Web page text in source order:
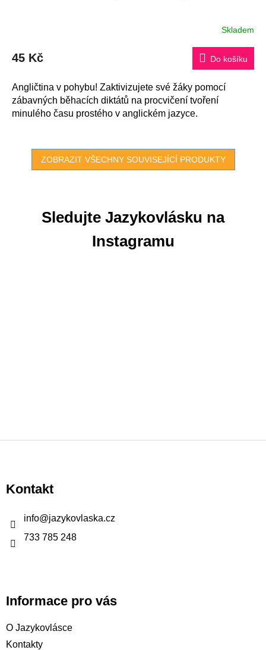
Skladem
45 Kč Do košíku
Angličtina v pohybu! Zaktivizujete své žáky pomocí
zábavných běhacích diktátů na procvičení tvoření
minulého času prostého v anglickém jazyce.
ZOBRAZIT VŠECHNY SOUVISEJÍCÍ PRODUKTY
Sledujte Jazykovlásku na
Instagramu
p
aKontakt
info@jazykovlaska.cz
733 785 248
Informace pro vás
O Jazykovlásce
Kontakty